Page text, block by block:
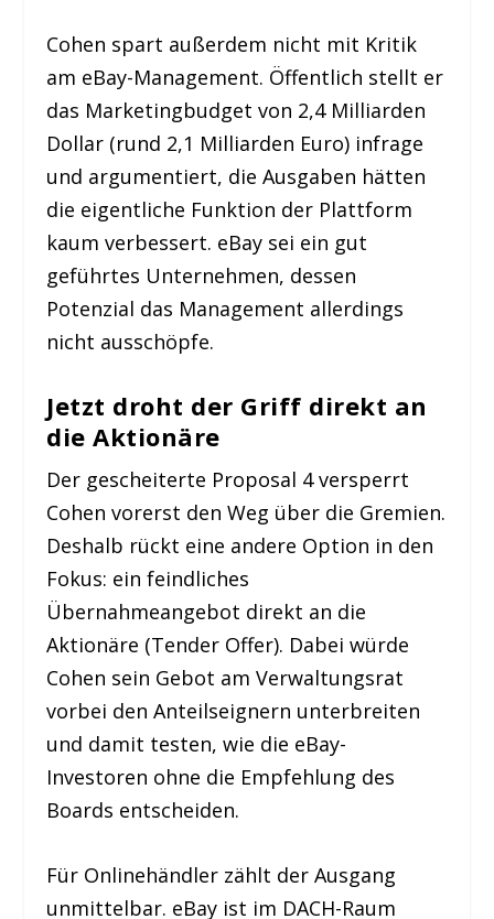
Cohen spart außerdem nicht mit Kritik
am eBay-Management. Öffentlich stellt er
das Marketingbudget von 2,4 Milliarden
Dollar (rund 2,1 Milliarden Euro) infrage
und argumentiert, die Ausgaben hätten
die eigentliche Funktion der Plattform
kaum verbessert. eBay sei ein gut
geführtes Unternehmen, dessen
Potenzial das Management allerdings
nicht ausschöpfe.
Jetzt droht der Griff direkt an
die Aktionäre
Der gescheiterte Proposal 4 versperrt
Cohen vorerst den Weg über die Gremien.
Deshalb rückt eine andere Option in den
Fokus: ein feindliches
Übernahmeangebot direkt an die
Aktionäre (Tender Offer). Dabei würde
Cohen sein Gebot am Verwaltungsrat
vorbei den Anteilseignern unterbreiten
und damit testen, wie die eBay-
Investoren ohne die Empfehlung des
Boards entscheiden.
Für Onlinehändler zählt der Ausgang
unmittelbar. eBay ist im DACH-Raum